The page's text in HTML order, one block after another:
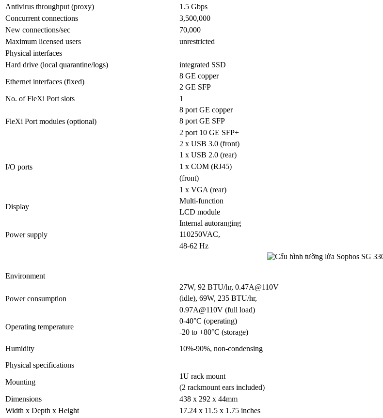
Antivirus throughput (proxy)
1.5 Gbps
Concurrent connections
3,500,000
New connections/sec
70,000
Maximum licensed users
unrestricted
Physical interfaces
Hard drive (local quarantine/logs)
integrated SSD
Ethernet interfaces (fixed)
8 GE copper
2 GE SFP
No. of FleXi Port slots
1
FleXi Port modules (optional)
8 port GE copper
8 port GE SFP
2 port 10 GE SFP+
I/O ports
2 x USB 3.0 (front)
1 x USB 2.0 (rear)
1 x COM (RJ45)
(front)
1 x VGA (rear)
Display
Multi-function
LCD module
Power supply
Internal autoranging
110250VAC,
48-62 Hz
Environment
Power consumption
27W, 92 BTU/hr, 0.47A@110V
(idle), 69W, 235 BTU/hr,
0.97A@110V (full load)
Operating temperature
0-40°C (operating)
-20 to +80°C (storage)
Humidity
10%-90%, non-condensing
Physical specifications
Mounting
1U rack mount
(2 rackmount ears included)
Dimensions
438 x 292 x 44mm
Width x Depth x Height
17.24 x 11.5 x 1.75 inches